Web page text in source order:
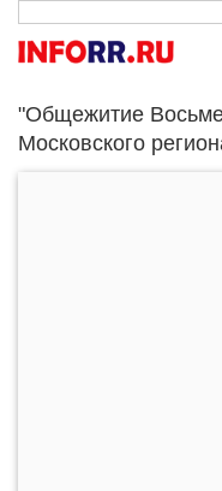
"Общежитие
Московского